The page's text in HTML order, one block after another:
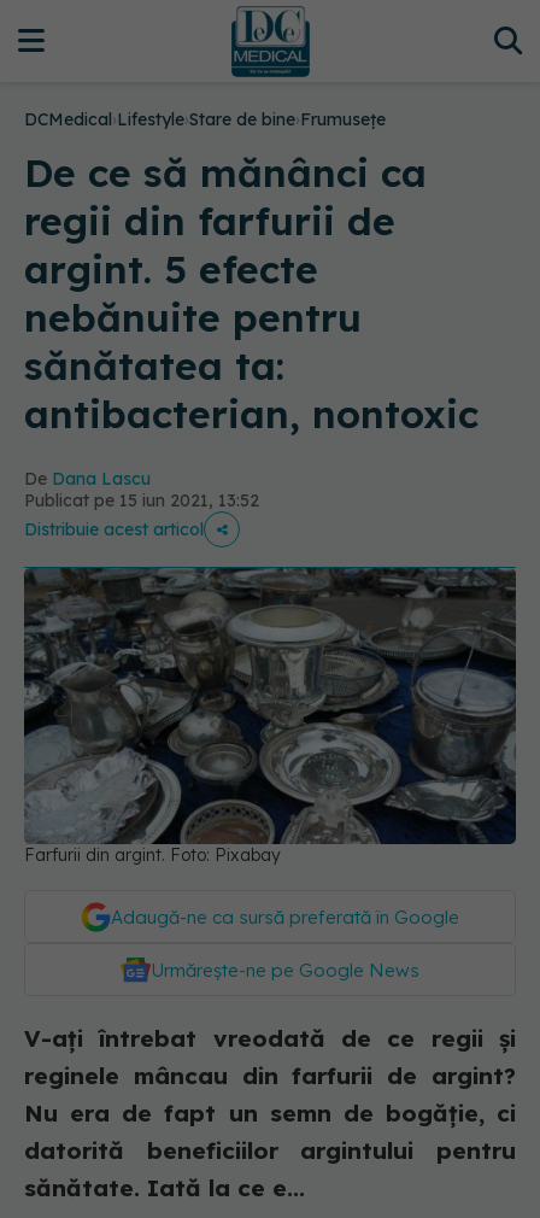
DCMedical›Lifestyle›Stare de bine›Frumusețe
De ce să mănânci ca
regii din farfurii de
argint. 5 efecte
nebănuite pentru
sănătatea ta:
antibacterian, nontoxic
De Dana Lascu
Publicat pe 15 iun 2021, 13:52
Distribuie acest articol
Farfurii din argint. Foto: Pixabay
Adaugă-ne ca sursă preferată în Google
Urmărește-ne pe Google News
V-ați întrebat vreodată de ce regii și
reginele mâncau din farfurii de argint?
Nu era de fapt un semn de bogăție, ci
datorită beneficiilor argintului pentru
sănătate. Iată la ce e...